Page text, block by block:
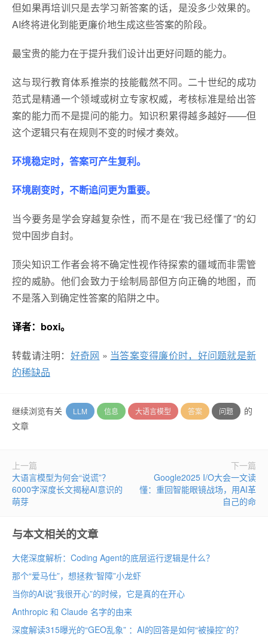
但如果再培训只是去学习新答案的话，是没多少效果的。
AI终将进化到能更廉价地生成这些答案的阶段。
最宝贵的能力在于提升我们设计出更好问题的能力。
这与现行教育体系推崇的技能截然不同。二十世纪的成功
范式是精通一个领域或树立专家权威，考核标准是给出答
案的能力而不是提问的能力。知识积累得越多越好——但
这个逻辑只有在规则不变的时候才奏效。
环境稳定时，答案可产生复利。
环境剧变时，不断追问更为重要。
当今要务是学会穿越复杂性，而不是在”我已经懂了”的幻
觉中固步自封。
顶尖知识工作者会将不确定性视作待探索的疆域而非需管
控的威胁。他们会致力于绘制局部但方向正确的地图，而
不是落入到确定性答案的陷阱之中。
译者：boxi。
转载请注明： 好奇网 » 当答案变得廉价时，好问题就是新
的稀缺品
继续浏览有关 LLM 信息 大语言模型 答案 问题
的
文章
上一篇
大语言模型为何会“说谎”？
6000字深度长文揭秘AI意识的
萌芽
下一篇
Google2025 I/O大会一文读
懂：重回智能眼镜战场，用AI革
自己的命
与本文相关的文章
大佬深度解析：Coding Agent的底层运行逻辑是什么？
那个“爱马仕”，想拯救“智障”小龙虾
当你的AI说”我很开心”的时候，它是真的在开心
Anthropic 和 Claude 名字的由来
深度解读315曝光的“GEO乱象” ：AI的回答是如何“被操控”的？